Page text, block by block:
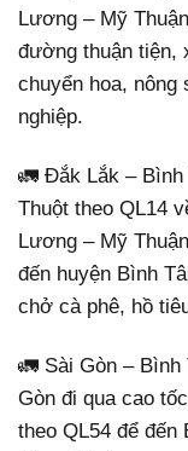
Lương – Mỹ
đường thuận tiện,
chuyển hoa, nông
nghiệp.
🚛 Đắk Lắk – Bình
Thuột theo QL14
Lương – Mỹ
đến huyện Bình
chở cà phê, hồ
🚛 Sài Gòn –
Gòn đi qua cao
theo QL54 để